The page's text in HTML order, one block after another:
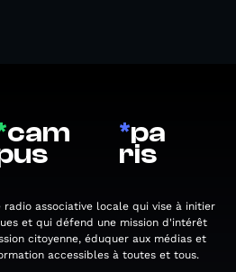
cam *pa
ris
radio associative locale qui vise à initier
et qui défend une mission d'intérêt
citoyenne, éduquer aux médias et
accessibles à toutes et tous.